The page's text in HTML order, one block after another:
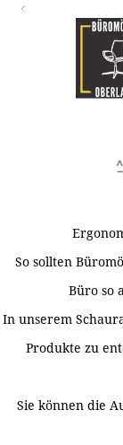
So sollten
Büro so
In unserem
Produkte zu
Sie können die